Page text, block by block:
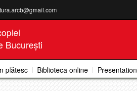
București
plătesc Biblioteca online Presentation